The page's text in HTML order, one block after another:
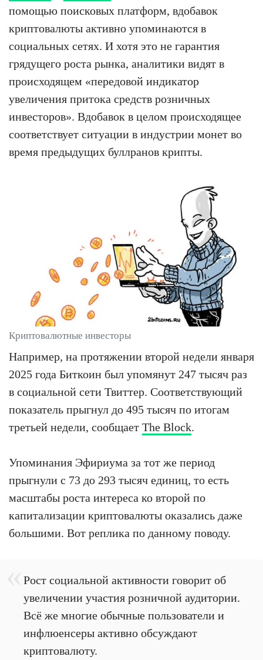
помощью поисковых платформ, вдобавок
криптовалюты активно упоминаются в
социальных сетях. И хотя это не гарантия
грядущего роста рынка, аналитики видят в
происходящем «передовой индикатор
увеличения притока средств розничных
инвесторов». Вдобавок в целом происходящее
соответствует ситуации в индустрии монет во
время предыдущих буллранов крипты.
Криптовалютные инвесторы
Например, на протяжении второй недели января
2025 года Биткоин был упомянут 247 тысяч раз
в социальной сети Твиттер. Соответствующий
показатель прыгнул до 495 тысяч по итогам
третьей недели, сообщает The Block.
Упоминания Эфириума за тот же период
прыгнули с 73 до 293 тысяч единиц, то есть
масштабы роста интереса ко второй по
капитализации криптовалюты оказались даже
большими. Вот реплика по данному поводу.
Рост социальной активности говорит об
увеличении участия розничной аудитории.
Всё же многие обычные пользователи и
инфлюенсеры активно обсуждают
криптовалюту.